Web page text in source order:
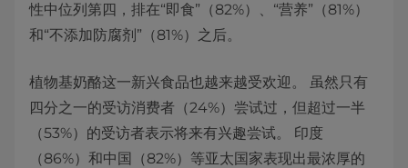
性中位列第四，排在“即食”（82%）、“营养”（81%）
和“不添加防腐剂”（81%）之后。
植物基奶酪这一新兴食品也越来越受欢迎。 虽然只有
四分之一的受访消费者（24%）尝试过，但超过一半
（53%）的受访者表示将来有兴趣尝试。 印度
（86%）和中国（82%）等亚太国家表现出最浓厚的